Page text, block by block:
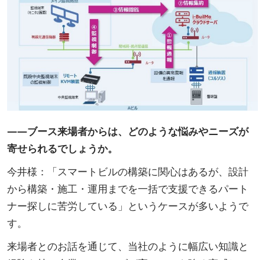
――ブース来場者からは、どのような悩みやニーズが
寄せられるでしょうか。
今井様：「スマートビルの構築に関心はあるが、設計
から構築・施工・運用までを一括で支援できるパート
ナー探しに苦労している」というケースが多いようで
す。
来場者とのお話を通じて、当社のように幅広い知識と